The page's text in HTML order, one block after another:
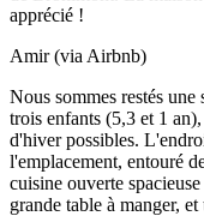
apprécié !
Amir (via Airbnb)
Nous sommes restés
trois enfants (5,3 et 1
d'hiver possibles.
l'emplacement, entouré
cuisine ouverte
grande table à manger,